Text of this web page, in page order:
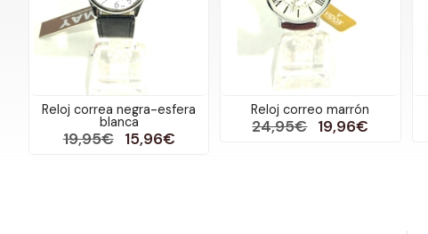
Reloj correa negra-esfera
blanca
19,95€ 15,96€
Reloj correo marrón
24,95€ 19,96€